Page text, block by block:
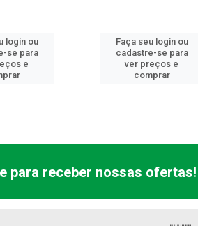
login ou
se para
e
Faça seu login ou
cadastre-se para
ver preços e
comprar
para receber nossas ofertas!